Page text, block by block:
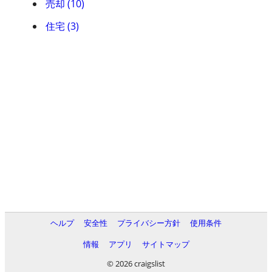
売却 (10)
住宅 (3)
ヘルプ 安全性 プライバシー方針
使用条件
情報
アプリ
サイトマップ
© 2026 craigslist